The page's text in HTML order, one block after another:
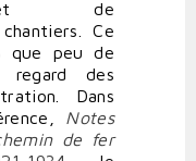
et de
Ce
que peu de
regard des
Dans
Notes
de fer